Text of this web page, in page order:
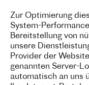
Zur Optimierung
System-
Bereitstellung von
unsere
Provider der
genannten Server-
automatisch an uns